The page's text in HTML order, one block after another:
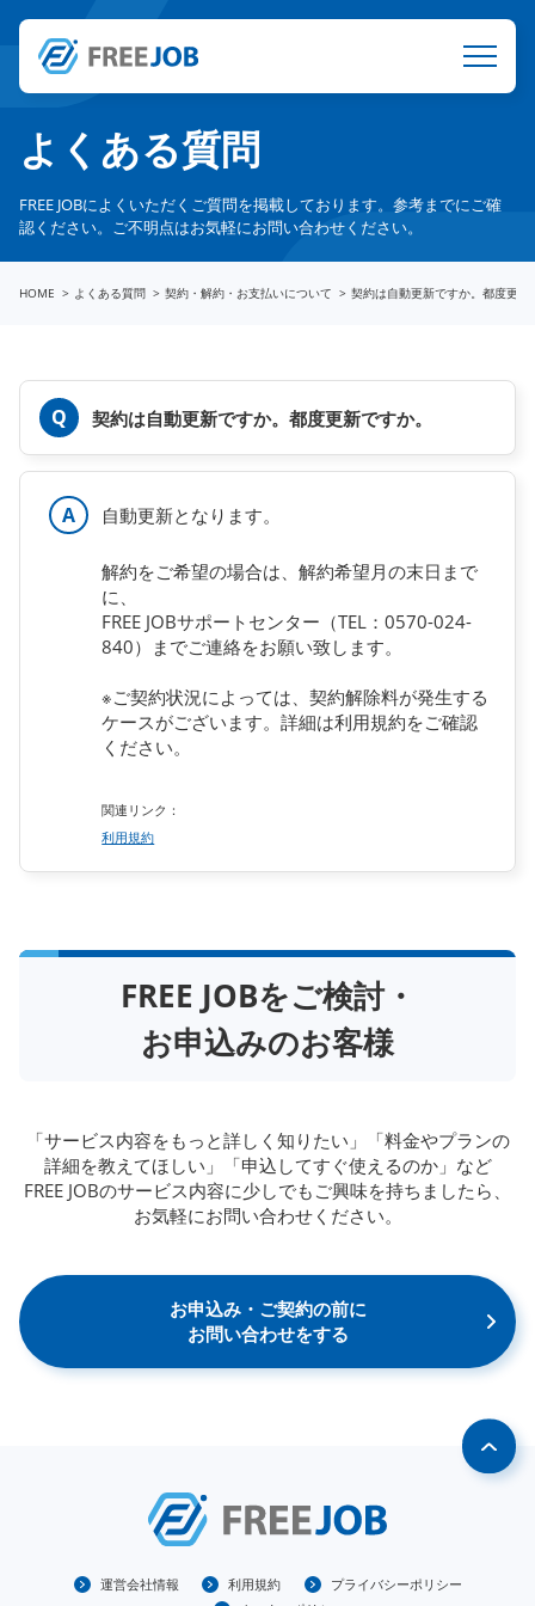
よくある質問
FREE JOBによくいただくご質問を掲載しております。参考までにご確
認ください。ご不明点はお気軽にお問い合わせください。
HOME よくある質問 契約・解約・お支払いについて 契約は自動更新ですか。都度更新
契約は自動更新ですか。都度更新ですか。
自動更新となります。
解約をご希望の場合は、解約希望月の末日まで
に、
FREE JOBサポートセンター（TEL：0570-024-
840）までご連絡をお願い致します。
※ご契約状況によっては、契約解除料が発生する
ケースがございます。詳細は利用規約をご確認
ください。
関連リンク：
利用規約
FREE JOBをご検討・
お申込みのお客様
「サービス内容をもっと詳しく知りたい」「料金やプランの
詳細を教えてほしい」「申込してすぐ使えるのか」など
FREE JOBのサービス内容に少しでもご興味を持ちましたら、
お気軽にお問い合わせください。
お申込み・ご契約の前に
お問い合わせをする
運営会社情報 利用規約
プライバシーポリシー